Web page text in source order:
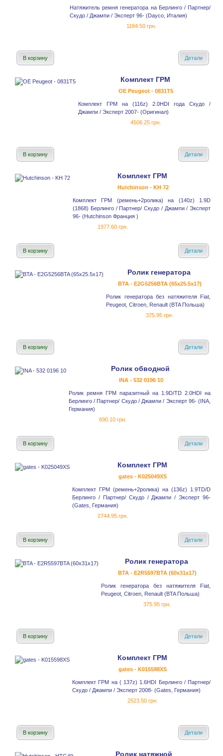
Натяжитель ремня генератора на Берлинго / Партнер/
Скудо / Джампи / Эксперт 96- (Dayco, Италия)
1184.50 грн.
В корзину Детали
Комплект ГРМ
OE Peugeot - 0831T5
Комплект ГРМ на (116z) 2.0HDI года Скудо /
Джампи / Эксперт 2007- (Оригинал)
4506.25 грн.
В корзину Детали
Комплект ГРМ
Hutchinson - KH 72
Комплект ГРМ (ремень+2ролика) на (140z) 1.9D
(1868) Берлинго / Партнер/ Скудо / Джампи / Эксперт
96- (Hutchinson Франция )
1977.60 грн.
В корзину Детали
Ролик генератора
BTA - E2G5256BTA (65x25.5x17)
Ролик генератора без натяжителя Fiat,
Peugeot, Citroen, Renault (BTA Польша)
375.95 грн.
В корзину Детали
Ролик обводной
INA - 532 0196 10
Ролик ремня ГРМ паразитный на 1.9D/TD 2.0HDI на
Берлинго / Партнер/ Скудо / Джампи / Эксперт 96- (INA,
Германия)
690.10 грн.
В корзину Детали
Комплект ГРМ
gates - K025049XS
Комплект ГРМ (ремень+2ролика) на (136z) 1.9TD/D
Берлинго / Партнер/ Скудо / Джампи / Эксперт 96-
(Gates, Германия)
2744.95 грн.
В корзину Детали
Ролик генератора
BTA - E2R5597BTA (60x31x17)
Ролик генератора без натяжителя Fiat,
Peugeot, Citroen, Renault (BTA Польша)
375.95 грн.
В корзину Детали
Комплект ГРМ
gates - K015598XS
Комплект ГРМ на ( 137z) 1.6HDI Берлинго / Партнер/
Скудо / Джампи / Эксперт 2008- (Gates, Германия)
2523.50 грн.
В корзину Детали
Ролик натяжной